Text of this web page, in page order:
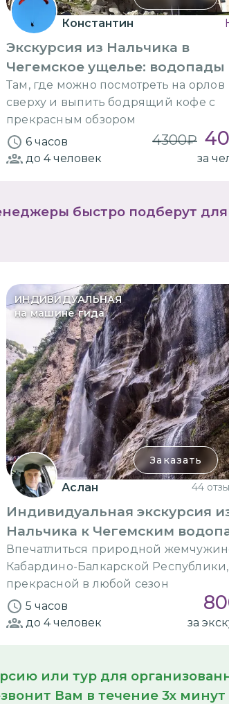
Константин
Экскурсия из Нальчика в
Чегемское ущелье: водопады
башни
Там, где можно посмотреть на орлов
сверху и выпить бодрящий кофе с
прекрасным обзором
6 часов
4300₽
до 4человек за
быстро подберут для
ИНДИВИДУАЛЬНАЯ
на машине гида
Заказать
Аслан 44
Индивидуальная экскурсия
Нальчика к Чегемским
Впечатлиться природной
Кабардино-Балкарской Республики,
прекрасной в любой сезон
5 часов
до 4человек за
или тур для
Вам в течение 3х минут